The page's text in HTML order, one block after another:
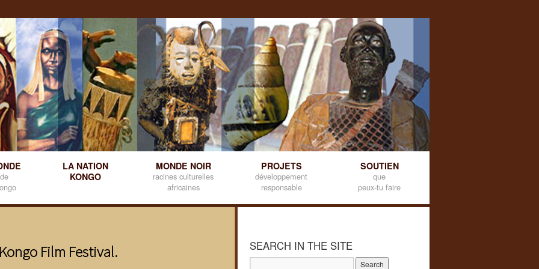
LA NATION
KONGO
MONDE NOIR
racines culturelles
africaines
PROJETS
développement
responsable
SOUTIEN
que
peux-tu faire
Film Festival. SEARCH IN THE SITE